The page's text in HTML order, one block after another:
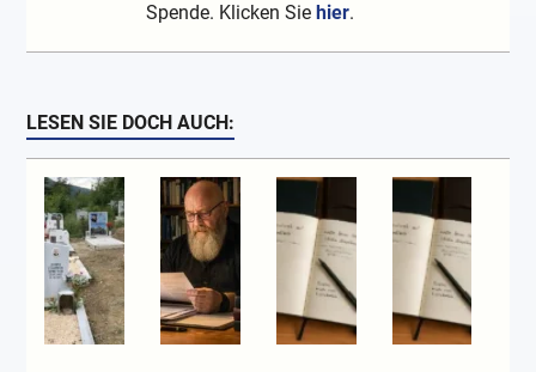
Spende. Klicken Siehier.
LESEN SIE DOCH AUCH: